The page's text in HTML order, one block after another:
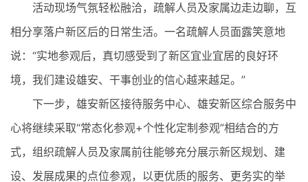
活动现场气氛轻松融洽，疏解人员及家属边走边聊，互
相分享落户新区后的日常生活。一名疏解人员面露笑意地
说：“实地参观后，真切感受到了新区宜业宜居的良好环
境，我们建设雄安、干事创业的信心越来越足。”
下一步，雄安新区接待服务中心、雄安新区综合服务中
心将继续采取“常态化参观+个性化定制参观”相结合的方
式，组织疏解人员及家属前往能够充分展示新区规划、建
设、发展成果的点位参观，以更优质的服务、更务实的举